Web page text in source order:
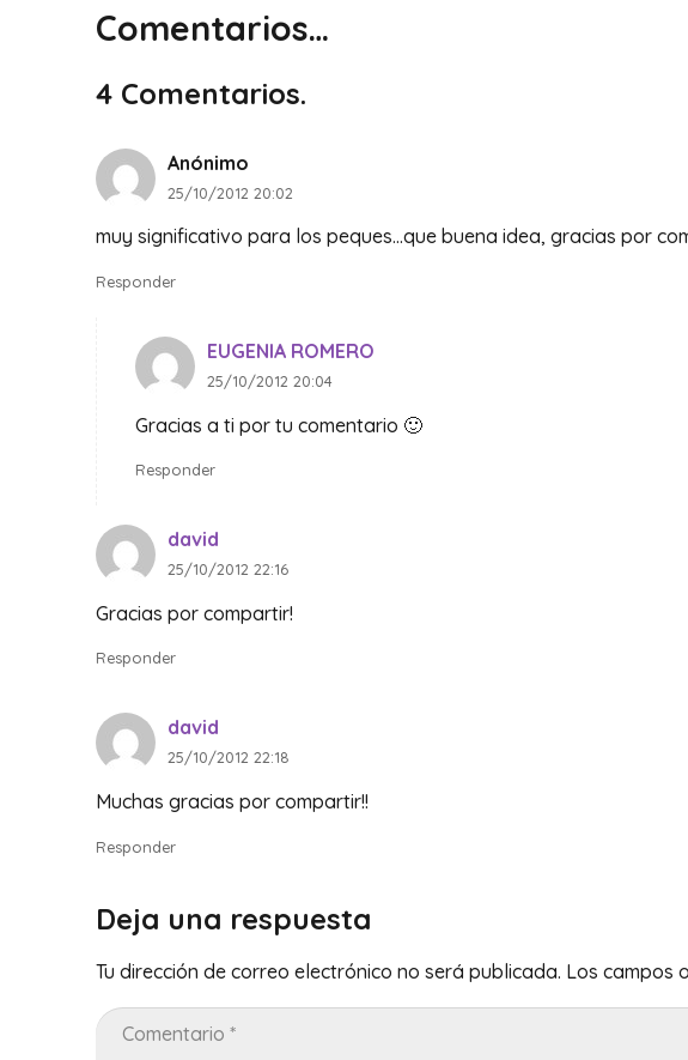
Comentarios…
4 Comentarios.
Anónimo
25/10/2012 20:02
muy significativo para los peques…que buena idea, gracias por
Responder
EUGENIA ROMERO
25/10/2012 20:04
Gracias a ti por tu comentario 🙂
Responder
david
25/10/2012 22:16
Gracias por compartir!
Responder
david
25/10/2012 22:18
Muchas gracias por compartir!!
Responder
Deja una respuesta
Tu dirección de correo electrónico no será publicada. Los campos